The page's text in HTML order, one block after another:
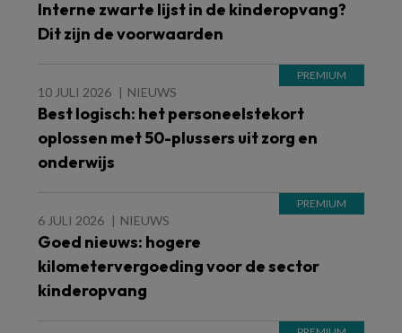
Interne zwarte lijst in de kinderopvang?
Dit zijn de voorwaarden
10 JULI 2026 NIEUWS
Best logisch: het personeelstekort
oplossen met 50-plussers uit zorg en
onderwijs
6 JULI 2026 NIEUWS
Goed nieuws: hogere
kilometervergoeding voor de sector
kinderopvang